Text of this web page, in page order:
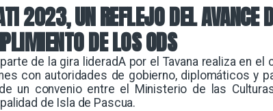
2023, UN REFLEJO DEL AVANCE
DE LOS ODS
de la gira lideradA por el Tavana realiza en
con autoridades de gobierno, diplomáticos y
un convenio entre el Ministerio de las
de Isla de Pascua.